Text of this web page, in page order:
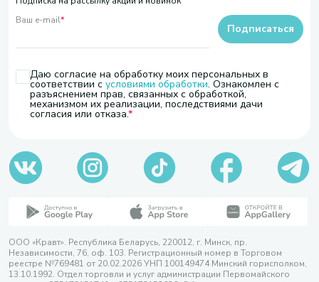
Ваш e-mail*
Даю согласие на обработку моих персональных в
соответствии с условиями обработки. Ознакомлен с
разъяснением прав, связанных с обработкой,
механизмом их реализации, последствиями дачи
согласия или отказа.
Подписаться
ООО «Кравт». Республика Беларусь, 220012, г. Минск, пр.
Независимости, 76, оф. 103. Регистрационный номер в Торговом
реестре №769481 от 20.02.2026 УНП 100149474 Минский горисполком,
13.10.1992. Отдел торговли и услуг администрации Первомайского